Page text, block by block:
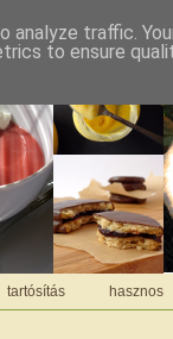
tartósítás hasznos
traffic.
to ensure